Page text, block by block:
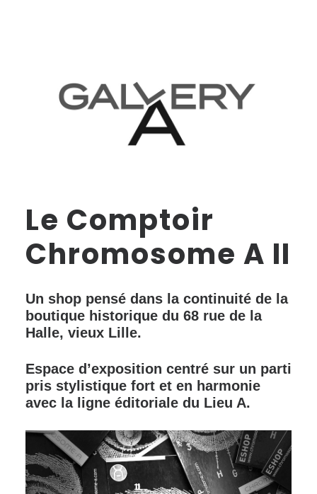
Le Comptoir
Chromosome A II
Un shop pensé dans la continuité de la
boutique historique du 68 rue de la
Halle, vieux Lille.
Espace d’exposition centré sur un parti
pris stylistique fort et en harmonie
avec la ligne éditoriale du Lieu A.